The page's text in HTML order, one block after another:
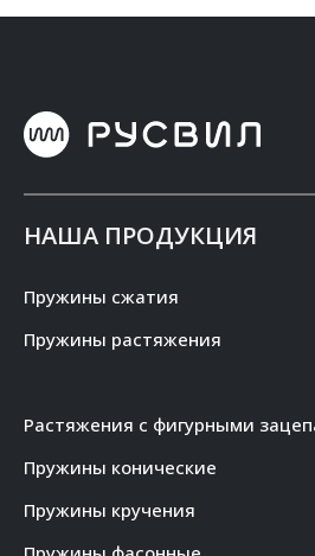
НАША ПРОДУКЦИЯ
Пружины сжатия
Пружины растяжения
Растяжения с фигурными
Пружины конические
Пружины кручения